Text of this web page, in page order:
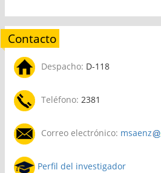
Contacto
Despacho: D-118
Teléfono: 2381
Correo electrónico: msaenz
Perfil del investigador